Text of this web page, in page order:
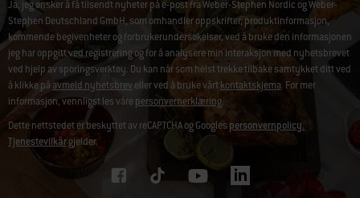
Ja, jeg ønsker å få tilsendt nyheter på e-post fra Weber-Stephen Nordic og Weber-
Stephen Deutschland GmbH, som omhandler oppskrifter, produktinformasjon,
kommende begivenheter og forbrukerundersøkelser, ved å bruke den informasjonen
jeg har oppgitt ved registrering og for å analysere min interaksjon med nyhetsbrevet
ved hjelp av sporingsverktøy. Du kan når som helst trekke tilbake samtykket ditt ved
å klikke påavmeld nyhetsbreveller ved å bruke vårtkontaktskjema. For mer
informasjon, vennligst les vårepersonvernerklæring.
Dette nettstedet er beskyttet av reCAPTCHA og Googlespersonvernpolicy.
Tjenestevilkårgjelder.